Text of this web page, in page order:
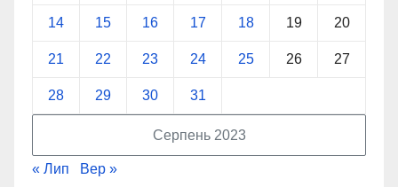
Серпень 2023
14 15 16 17 18 19 20
21 22 23 24 25 26 27
28 29 30 31
« Лип Вер »